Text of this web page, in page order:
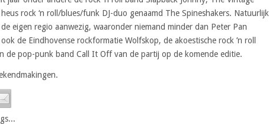
rock ‘n roll/blues/funk DJ-duo genaamd The Spineshakers. Natuurlijk
eigen regio aanwezig, waaronder niemand minder dan Peter Pan
de Eindhovense rockformatie Wolfskop, de akoestische rock ’n roll
de pop-punk band Call It Off van de partij op de komende editie.